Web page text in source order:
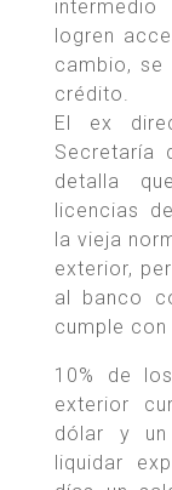
logren
cambio, se
crédito.
El ex
Secretaría
detalla
licencias
la vieja
exterior,
al banco
cumple con
10% de
exterior
dólar y
liquidar